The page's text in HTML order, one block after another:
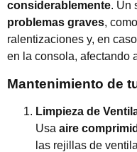
considerablemente. Un
problemas graves,
ralentizaciones y, en
en la consola, afectando
Mantenimiento de
Limpieza de
Usa aire
las rejillas de